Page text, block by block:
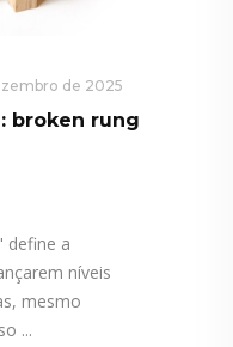
de 2025
broken rung
define a
níveis
mesmo